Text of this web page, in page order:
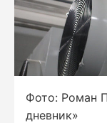
Фото: Роман
дневник»